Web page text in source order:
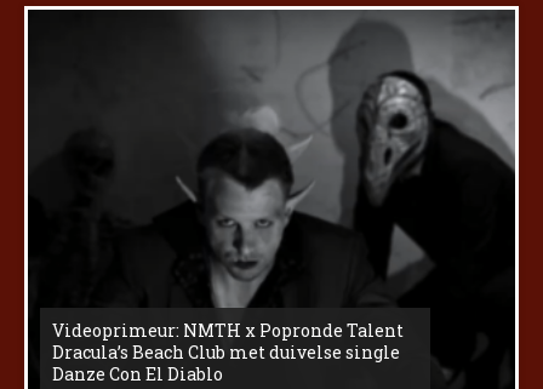
Videoprimeur: NMTH x Popronde Talent
Dracula’s Beach Club met duivelse single
Danze Con El Diablo